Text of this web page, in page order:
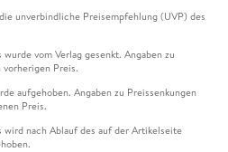
unverbindliche Preisempfehlung (UVP) des
vom Verlag gesenkt. Angaben zu
vorherigen Preis.
aufgehoben. Angaben zu Preissenkungen
Preis.
nach Ablauf des auf der Artikelseite